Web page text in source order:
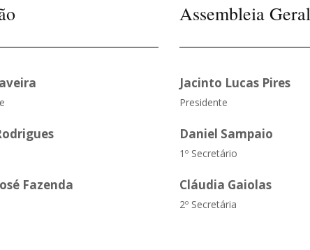
Fazenda
Assembleia Geral
Jacinto Lucas Pires
Presidente
Daniel Sampaio
1º Secretário
Cláudia Gaiolas
2º Secretária